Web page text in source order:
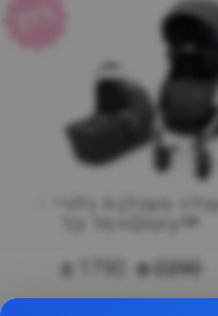
עגלה משולבת גלורי -
™Glory+סל קל
2290 ₪
1790 ₪